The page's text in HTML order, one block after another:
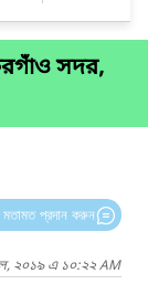
সদর,
প্রদান করুন
২০১৯ এ ১০:২২ AM